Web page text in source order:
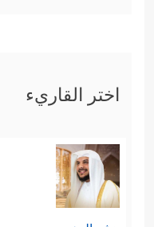
اختر القاريء